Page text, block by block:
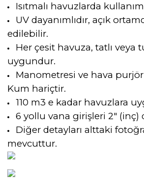
Isıtmalı havuzlarda
UV dayanımlıdır, açık
edilebilir.
Her çesit havuza, tatlı veya
uygundur.
Manometresi ve hava
Kum hariçtir.
110 m3 e kadar havuzlara
6 yollu vana girişleri 2" (inç)
Diğer detayları alttaki
mevcuttur.